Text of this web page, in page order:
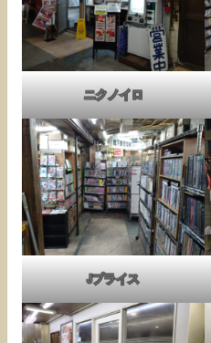
ニクノイロ
Jプライス